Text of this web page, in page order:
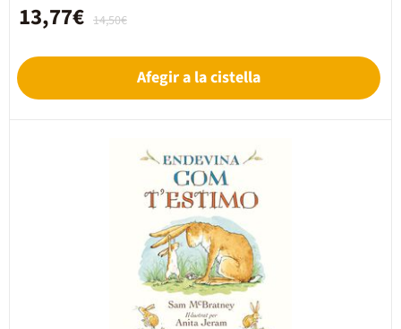
14,50€
13,77€
Afegir a la cistella